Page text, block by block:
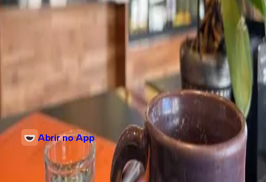
Se você está em busca de lugares com café especial emSão Paulo, o
é uma ótima opção para incluir no seu roteiro.
Av 9 de Julho 4939, 54
Jardim Paulista, São Paulo, São Paulo
Abrir no App
Descubra mais cafeterias em